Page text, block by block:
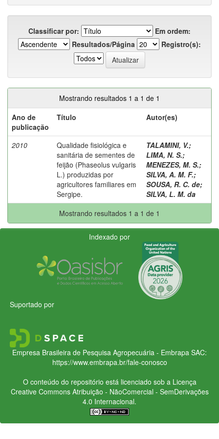
Classificar por:
Em ordem:
Resultados/Página
Registro(s):
Mostrando resultados 1 a 1 de 1
Ano de
publicação
Título Autor(es)
2010
Qualidade fisiológica e
sanitária de sementes de
feijão (Phaseolus vulgaris
L.) produzidas por
agricultores familiares em
Sergipe.
TALAMINI, V.;
LIMA, N. S.;
MENEZES, M. S.;
SILVA, A. M. F.;
SOUSA, R. C. de;
SILVA, L. M. da
Mostrando resultados 1 a 1 de 1
Indexado por
Suportado por
Empresa Brasileira de Pesquisa Agropecuária - Embrapa SAC:
https://www.embrapa.br/fale-conosco
O conteúdo do repositório está licenciado sob a Licença
Creative CommonsAtribuição - NãoComercial - SemDerivações
4.0 Internacional.